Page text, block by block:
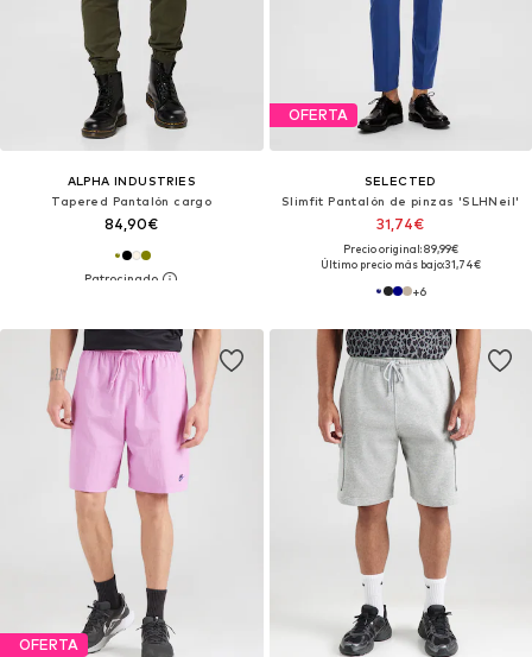
ALPHA INDUSTRIES
Tapered Pantalón cargo
84,90€
OFERTA
SELECTED
Slimfit Pantalón de pinzas 'SLHNeil'
31,74€
Precio original: 89,99€
Último precio más bajo:31,74€
+6
OFERTA